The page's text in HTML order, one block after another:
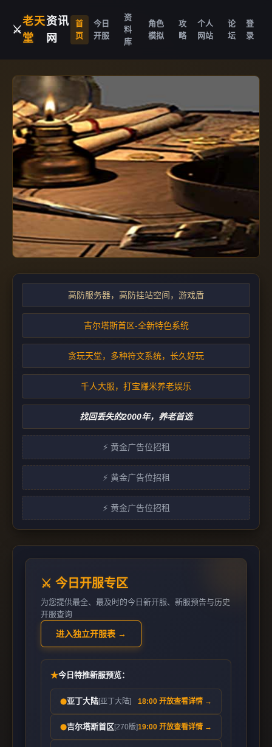
⚔️
老天
堂
资讯
网
首
页
今日
开服
资
料
库
角色
模拟
攻
略
个人
网站
论
坛
登
录
高防服务器，高防挂站空间，游戏盾
吉尔塔斯首区-全新特色系统
贪玩天堂，多种符文系统，长久好玩
千人大服，打宝赚米养老娱乐
找回丢失的2000年，养老首选
⚡ 黄金广告位招租
⚡ 黄金广告位招租
⚡ 黄金广告位招租
⚔️ 今日开服专区
为您提供最全、最及时的今日新开服、新服预告与历史
开服查询
进入独立开服表 →
★今日特推新服预览：
⬤亚丁大陆[亚丁大陆] 18:00 开放查看详情 →
⬤吉尔塔斯首区[270版]19:00 开放查看详情 →